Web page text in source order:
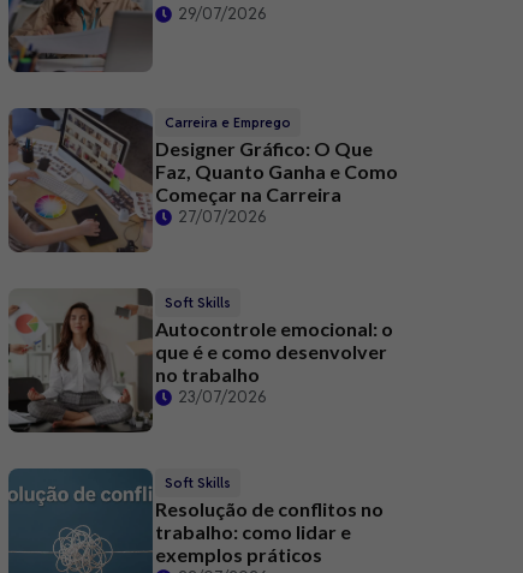
29/07/2026
Carreira e Emprego
Designer Gráfico: O Que
Faz, Quanto Ganha e Como
Começar na Carreira
27/07/2026
Soft Skills
Autocontrole emocional: o
que é e como desenvolver
no trabalho
23/07/2026
Soft Skills
Resolução de conflitos no
trabalho: como lidar e
exemplos práticos